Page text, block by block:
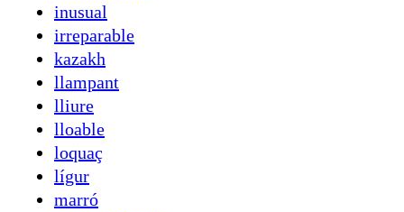
inusual
irreparable
kazakh
llampant
lliure
lloable
loquaç
lígur
marró